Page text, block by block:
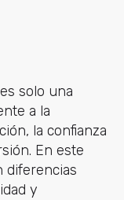
solo una
a la
la confianza
En este
y